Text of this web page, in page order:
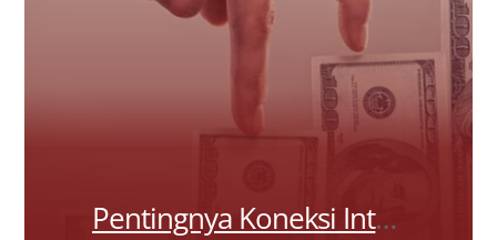
Pentingnya Koneksi Internet yang Stabil dalam Bisnis Anda